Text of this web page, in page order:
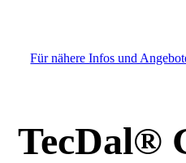
Für nähere Infos und
TecDal®